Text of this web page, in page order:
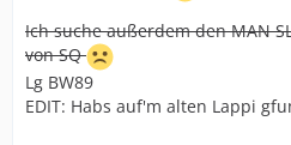
Ich suche außerdem den MAN
von SQ
Lg BW89
EDIT: Habs auf'm alten Lappi